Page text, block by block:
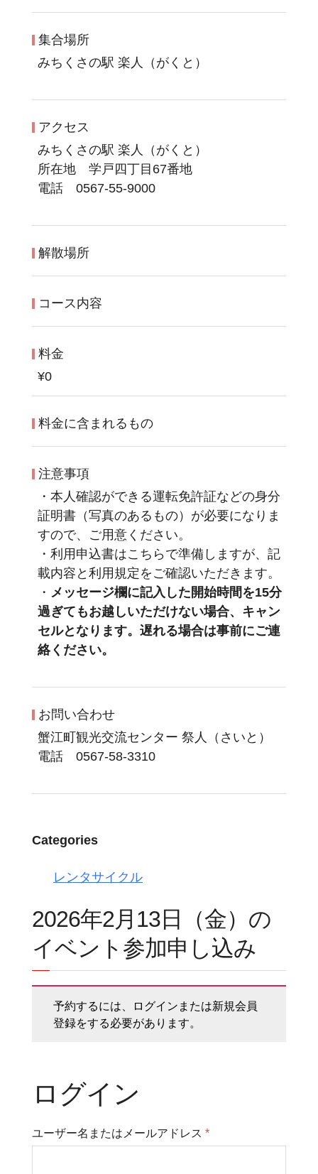
集合場所
みちくさの駅 楽人（がくと）
アクセス
みちくさの駅 楽人（がくと）
所在地 学戸四丁目67番地
電話 0567-55-9000
解散場所
コース内容
料金
¥0
料金に含まれるもの
注意事項
・本人確認ができる運転免許証などの身分
証明書（写真のあるもの）が必要になりま
すので、ご用意ください。
・利用申込書はこちらで準備しますが、記
載内容と利用規定をご確認いただきます。
・ メッセージ欄に記入した開始時間を15分
過ぎてもお越しいただけない場合、キャン
セルとなります。遅れる場合は事前にご連
絡ください。
お問い合わせ
蟹江町観光交流センター 祭人（さいと）
電話 0567-58-3310
Categories
レンタサイクル
2026年2月13日（金）の
イベント参加申し込み
予約するには、ログインまたは新規会員
登録をする必要があります。
ログイン
ユーザー名またはメールアドレス *